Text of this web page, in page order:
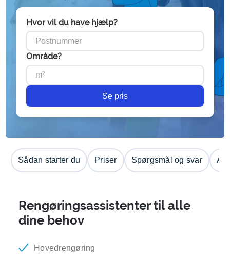
Hvor vil du have hjælp?
Område?
Se pris
Sådan starter du Priser Spørgsmål og svar
Rengøringsassistenter til alle
dine behov
Hovedrengøring